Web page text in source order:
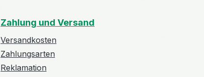
Zahlung und Versand
Versandkosten
Zahlungsarten
Reklamation